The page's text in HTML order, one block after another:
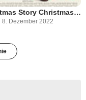
A Christmas Story Christmas: Leise rieselt der Stress
8. Dezember 2022